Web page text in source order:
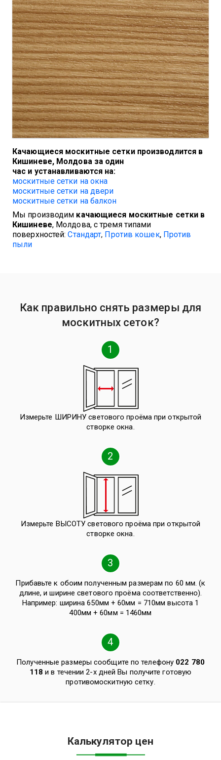
Качающиеся москитные сетки производлится в
Кишиневе, Молдова за один
час и устанавливаются на:
москитные сетки на окна
москитные сетки на двери
москитные сетки на балкон
Мы производим качающиеся москитные сетки в
Кишиневе, Молдова, с тремя типами
поверхностей:Стандарт, Против кошек, Против
пыли
Как правильно снять размеры для
москитных сеток?
1
Измерьте ШИРИНУ светового проёма при открытой
створке окна.
2
Измерьте ВЫСОТУ светового проёма при открытой
створке окна.
3
Прибавьте к обоим полученным размерам по 60 мм. (к
длине, и ширине светового проёма соответственно).
Например: ширина 650мм + 60мм = 710мм высота 1
400мм + 60мм = 1460мм
4
Полученные размеры сообщите по телефону 022 780
118 и в течении 2-х дней Вы получите готовую
противомоскитную сетку.
Калькулятор цен